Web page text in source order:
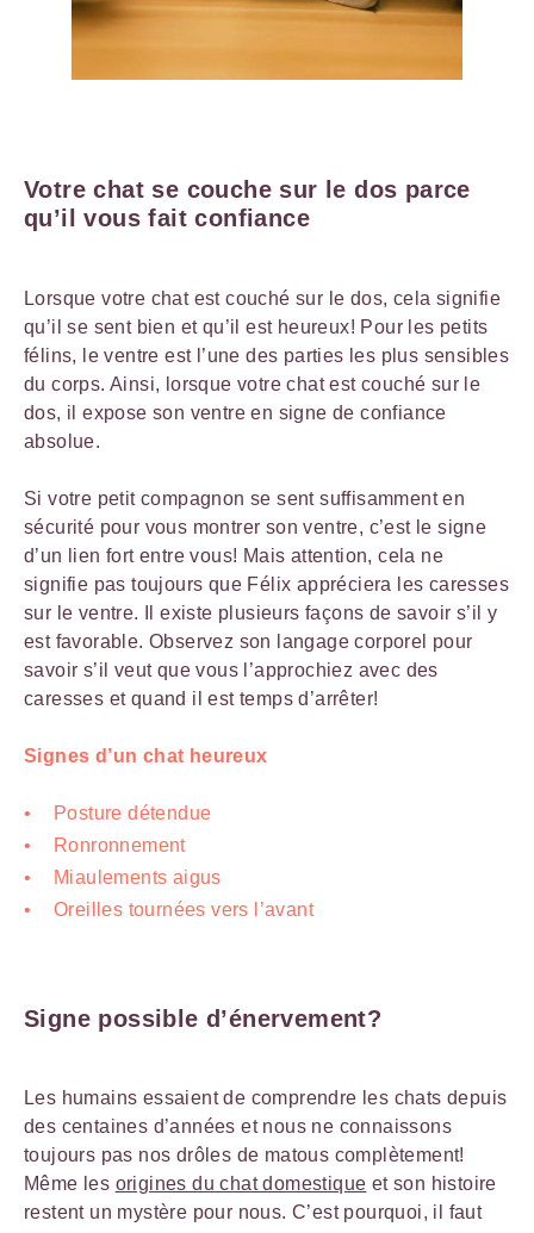
Votre chat se couche sur le dos parce
qu’il vous fait confiance
Lorsque votre chat est couché sur le dos, cela signifie
qu’il se sent bien et qu’il est heureux! Pour les petits
félins, le ventre est l’une des parties les plus sensibles
du corps. Ainsi, lorsque votre chat est couché sur le
dos, il expose son ventre en signe de confiance
absolue.
Si votre petit compagnon se sent suffisamment en
sécurité pour vous montrer son ventre, c’est le signe
d’un lien fort entre vous! Mais attention, cela ne
signifie pas toujours que Félix appréciera les caresses
sur le ventre. Il existe plusieurs façons de savoir s’il y
est favorable. Observez son langage corporel pour
savoir s’il veut que vous l’approchiez avec des
caresses et quand il est temps d’arrêter!
Signes d’un chat heureux
Posture détendue
Ronronnement
Miaulements aigus
Oreilles tournées vers l’avant
Signe possible d’énervement?
Les humains essaient de comprendre les chats depuis
des centaines d’années et nous ne connaissons
toujours pas nos drôles de matous complètement!
Même les origines du chat domestique et son histoire
restent un mystère pour nous. C’est pourquoi, il faut